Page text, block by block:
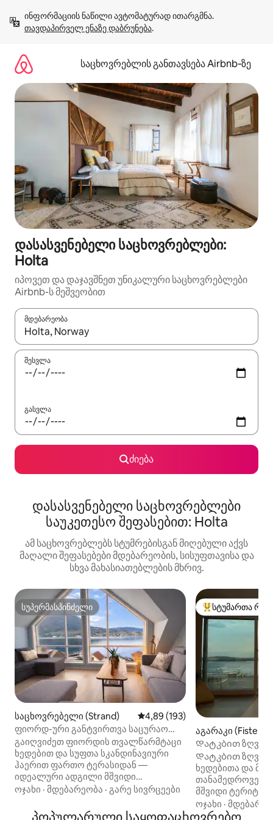
გადასვლა
თავდაპირველ ენაზე დაბრუნება.
საცხოვრებლის განთავსება Airbnb‑ზე
დასასვენებელი საცხოვრებლები:
Holta
იპოვეთ და დაჯავშნეთ უნიკალური საცხოვრებლები
Airbnb-ს მეშვეობით
მდებარეობა
როცა შედეგები ხელმისაწვდომი გახდება, ნავიგაციისთვის
შესვლა
გასვლა
ძიება
დასასვენებელი საცხოვრებლები
საუკეთესო შეფასებით: Holta
ამ საცხოვრებლებს სტუმრებისგან მიღებული აქვს
მაღალი შეფასებები მდებარეობის, სისუფთავისა და
სხვა მახასიათებლების მხრივ.
სუპერმასპინძელი
სუპერმასპინძელი
საცხოვრებელი (Strand) საშუალო შეფასებაა 5‑დან
4,89 (193)
ფიორდ-ური განტვირთვა საცურაო
სპასთან პრეიკესტოლენთან ახლოს
გაიღვიძეთ ფიორდის თვალწარმტაცი
ხედებით და სუფთა სკანდინავიური
ჰაერით ფართო ტერასიდან —
იდეალური ადგილი მშვიდი
დილებისთვის, ხანგრძლივი
ერთობლივი მომენტებისთვის.
ოჯახი · მდებარეობა · გარე სივრცეები
სტუმართა
სტუმართა
აგარაკი (Fister)
Დატკბით ზღვის
ხედებით,
Დატკბით ზღვის
ხედებითა და
თანამედროვე ხის
მშვიდი
შესანიშნავი
ლაშქრობები
ოჯახი ·